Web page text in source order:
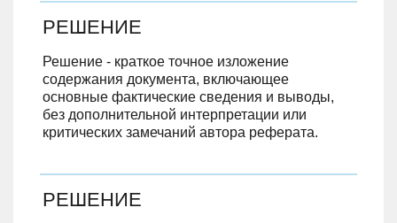
РЕШЕНИЕ
Решение - краткое точное изложение
содержания документа, включающее
основные фактические сведения и выводы,
без дополнительной интерпретации или
критических замечаний автора реферата.
РЕШЕНИЕ